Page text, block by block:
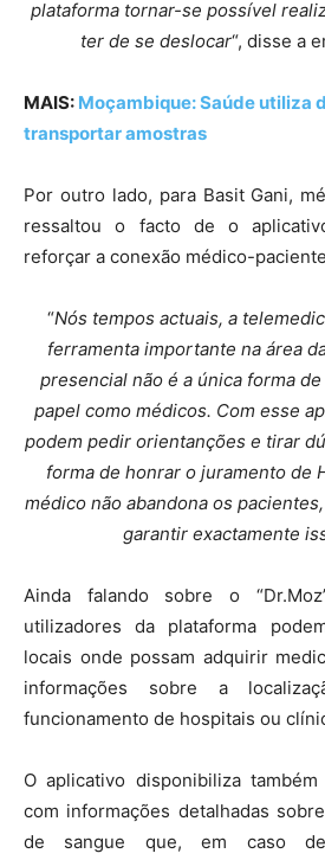
plataforma tornar-se possível
ter de se deslocar“, disse a
MAIS: Moçambique: Saúde utiliza
transportar amostras
Por outro lado, para Basit Gani,
ressaltou o facto de o
reforçar a conexão médico-
“Nós tempos actuais, a
ferramenta importante na área
presencial não é a única forma
papel como médicos. Com esse
podem pedir orientanções e tirar
forma de honrar o juramento de
médico não abandona os
garantir exactamente
Ainda falando sobre o
utilizadores da plataforma
locais onde possam adquirir
informações sobre a
funcionamento de hospitais ou
O aplicativo disponibiliza
com informações detalhadas
de sangue que, em caso de